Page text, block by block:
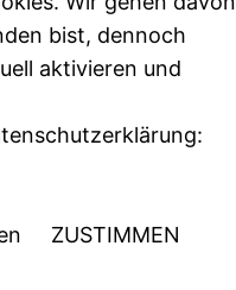
bist, dennoch
aktivieren und
ZUSTIMMEN